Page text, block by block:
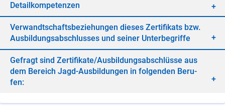
De­tail­kom­pe­ten­zen
Ver­wandt­schafts­be­zie­hun­gen die­ses Zer­ti­fi­kats bzw.
Aus­bil­dungs­ab­schlus­ses und sei­ner Un­ter­be­grif­fe
Ge­fragt sind Zer­ti­fi­ka­te/​Aus­bil­dungs­ab­schlüs­se aus
dem Be­reich Jagd-Aus­bil­dun­gen in fol­gen­den Be­ru­
fen: